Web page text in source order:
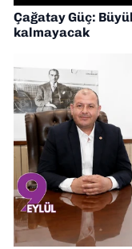
Çağatay Güç:
kalmayacak